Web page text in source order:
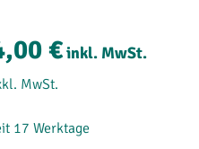
MwSt.
€inkl. MwSt.
17 Werktage